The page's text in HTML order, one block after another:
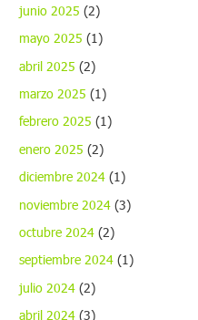
junio 2025 (2)
mayo 2025 (1)
abril 2025 (2)
marzo 2025 (1)
febrero 2025 (1)
enero 2025 (2)
diciembre 2024 (1)
noviembre 2024 (3)
octubre 2024 (2)
septiembre 2024 (1)
julio 2024 (2)
abril 2024 (3)